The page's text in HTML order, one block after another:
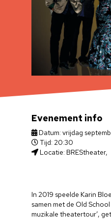
In 2019 speelde Karin
samen met de Old
muzikale theatertour’,
Evenement info
Datum: vrijdag
Tijd: 20:30
Locatie: BREStheater,